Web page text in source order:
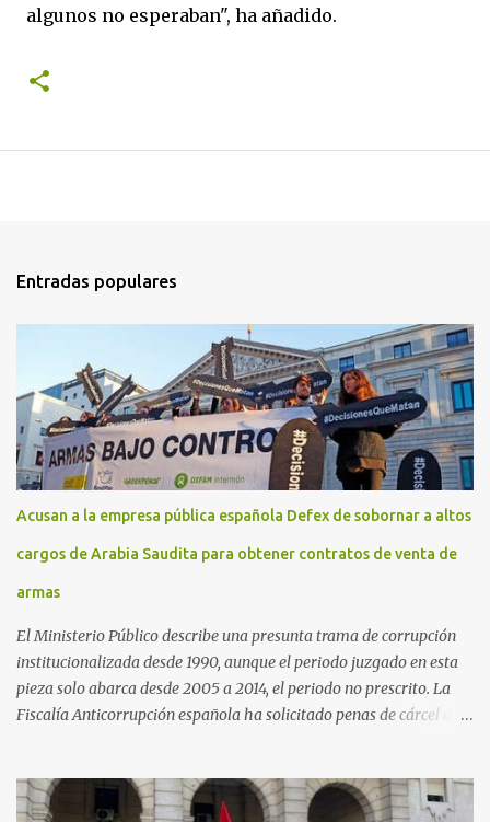
algunos no esperaban", ha añadido.
Entradas populares
Acusan a la empresa pública española Defex de sobornar a altos
cargos de Arabia Saudita para obtener contratos de venta de
armas
El Ministerio Público describe una presunta trama de corrupción
institucionalizada desde 1990, aunque el periodo juzgado en esta
pieza solo abarca desde 2005 a 2014, el periodo no prescrito. La
Fiscalía Anticorrupción española ha solicitado penas de cárcel de
Arabia Saudita a través de la empresa pública española Defex,